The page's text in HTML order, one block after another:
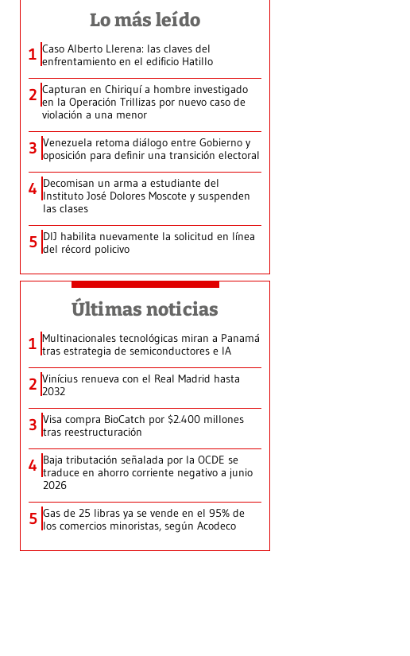
Lo más leído
1 Caso Alberto Llerena: las claves del
enfrentamiento en el edificio Hatillo
2 Capturan en Chiriquí a hombre investigado
en la Operación Trillizas por nuevo caso de
violación a una menor
3 Venezuela retoma diálogo entre Gobierno y
oposición para definir una transición electoral
4 Decomisan un arma a estudiante del
Instituto José Dolores Moscote y suspenden
las clases
5 DIJ habilita nuevamente la solicitud en línea
del récord policivo
Últimas noticias
1 Multinacionales tecnológicas miran a Panamá
tras estrategia de semiconductores e IA
2 Vinícius renueva con el Real Madrid hasta
2032
3 Visa compra BioCatch por $2.400 millones
tras reestructuración
4 Baja tributación señalada por la OCDE se
traduce en ahorro corriente negativo a junio
2026
5 Gas de 25 libras ya se vende en el 95% de
los comercios minoristas, según Acodeco